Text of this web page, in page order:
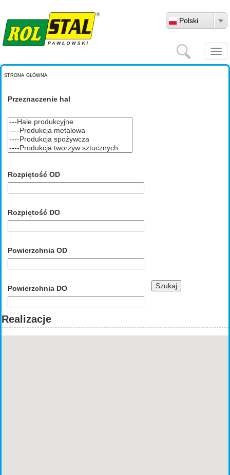
Polski
Szukaj
strona główna
Przeznaczenie hal
Rozpiętość OD
Rozpiętość DO
Powierzchnia OD
Powierzchnia DO
Realizacje